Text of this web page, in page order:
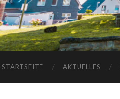
STARTSEITE AKTUELLES